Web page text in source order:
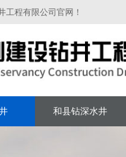
工程有限公司官网！
和县钻深水井